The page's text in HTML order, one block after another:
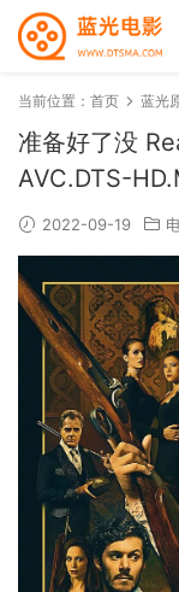
当前位置： 首页 蓝光
准备好了没
AVC.DTS-
2022-09-19